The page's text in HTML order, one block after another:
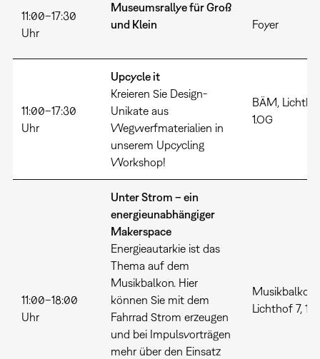
11:00–17:30
Uhr
Museumsrallye für Groß
und Klein
Foyer
11:00–17:30
Uhr
Upcycle it
Kreieren Sie Design-
Unikate aus
Wegwerfmaterialien in
unserem Upcycling
Workshop!
BÄM,
1.OG
11:00–18:00
Uhr
Unter Strom – ein
energieunabhängiger
Makerspace
Energieautarkie ist das
Thema auf dem
Musikbalkon. Hier
können Sie mit dem
Fahrrad Strom erzeugen
und bei Impulsvorträgen
mehr über den Einsatz
Musikbalkon,
Lichthof 7, 1.